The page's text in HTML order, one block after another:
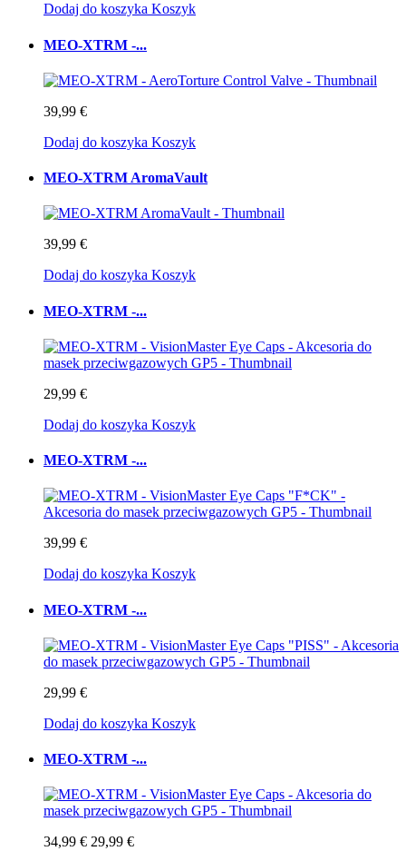
Dodaj do koszyka Koszyk
MEO-XTRM -...
39,99 €
Dodaj do koszyka Koszyk
MEO-XTRM AromaVault
39,99 €
Dodaj do koszyka Koszyk
MEO-XTRM -...
29,99 €
Dodaj do koszyka Koszyk
MEO-XTRM -...
39,99 €
Dodaj do koszyka Koszyk
MEO-XTRM -...
29,99 €
Dodaj do koszyka Koszyk
MEO-XTRM -...
34,99 € 29,99 €